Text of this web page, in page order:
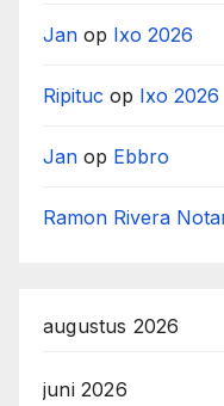
Jan op Ixo 2026
Ripituc op Ixo 2026
Jan op Ebbro
Ramon Rivera
augustus 2026
juni 2026